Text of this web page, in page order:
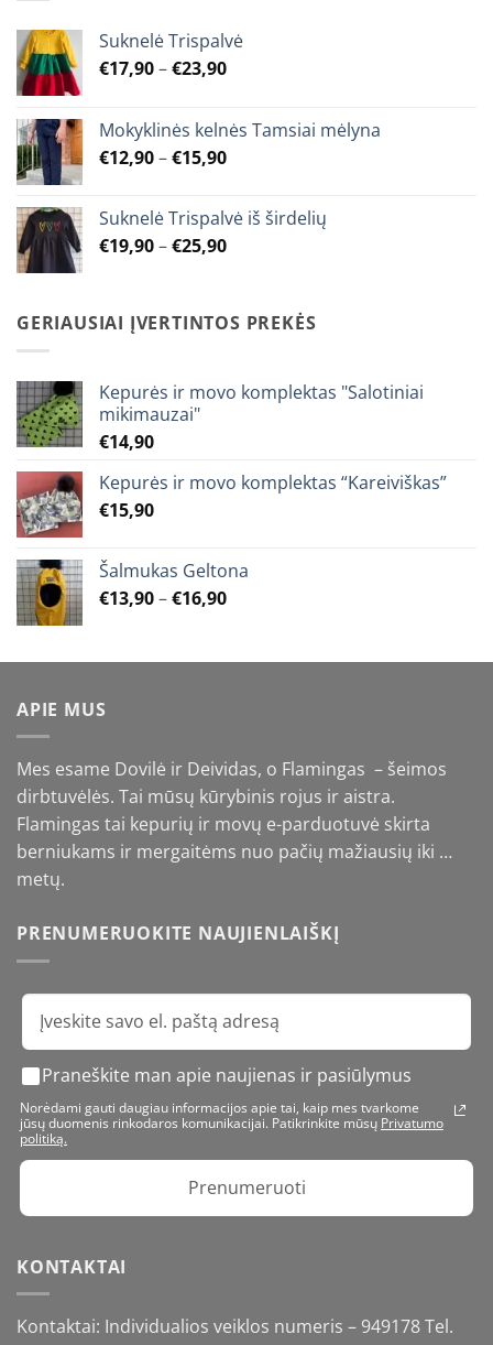
Suknelė Trispalvė
€17,90–€23,90Price
through
€23,90
Mokyklinės kelnės Tamsiai mėlyna
€12,90–€15,90Price
through
€15,90
Suknelė Trispalvė iš širdelių
€19,90–€25,90Price
through
€25,90
GERIAUSIAI ĮVERTINTOS PREKĖS
Kepurės ir movo komplektas "Salotiniai
mikimauzai"
€14,90
Kepurės ir movo komplektas “Kareiviškas”
€15,90
Šalmukas Geltona
€13,90–€16,90Price
through
APIE MUS
Mes esame Dovilė ir Deividas, o Flamingas – šeimos
dirbtuvėlės. Tai mūsų kūrybinis rojus ir aistra.
Flamingas tai kepurių ir movų e-parduotuvė skirta
berniukams ir mergaitėms nuo pačių mažiausių iki …
metų.
PRENUMERUOKITE NAUJIENLAIŠKĮ
Praneškite man apie naujienas ir pasiūlymus
Norėdami gauti daugiau informacijos apie tai, kaip mes tvarkome
jūsų duomenis rinkodaros komunikacijai. Patikrinkite mūsų Privatumo
politiką.
Prenumeruoti
KONTAKTAI
Kontaktai: Individualios veiklos numeris – 949178 Tel.